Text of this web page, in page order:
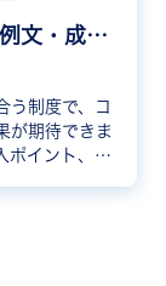
サンクスカードとは？メリット・例文・成功事例を紹介
う制度で、コ
が期待できま
ポイント、例